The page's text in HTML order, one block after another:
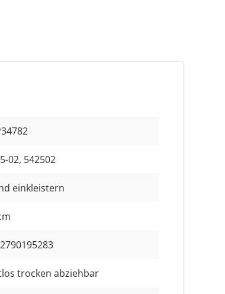
02, 542502
einkleistern
trocken abziehbar